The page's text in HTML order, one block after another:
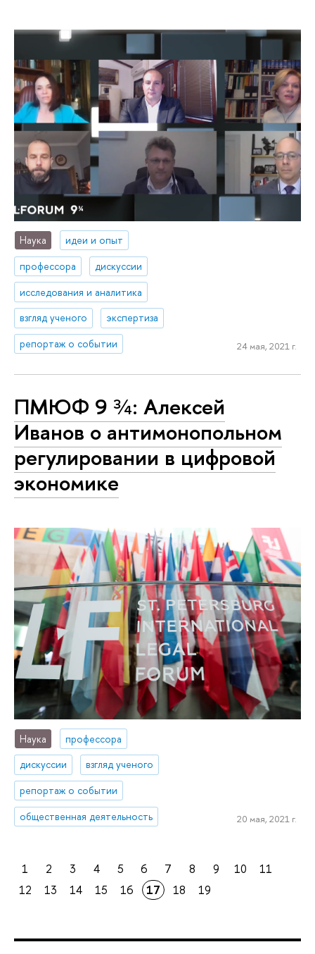
Наука
идеи и опыт
профессора
дискуссии
исследования и аналитика
взгляд ученого
экспертиза
репортаж о событии
24 мая, 2021 г.
ПМЮФ 9 ¾: Алексей
Иванов о антимонопольном
регулировании в цифровой
экономике
Наука
профессора
дискуссии
взгляд ученого
репортаж о событии
общественная деятельность
20 мая, 2021 г.
1 2 3 4 5 6 7 8 9 10
11
12
13 14 15 16 17 18 19